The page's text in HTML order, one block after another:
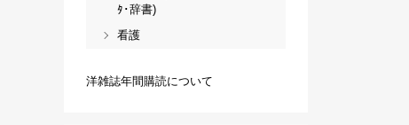
ﾀ･辞書)
看護
洋雑誌年間購読について